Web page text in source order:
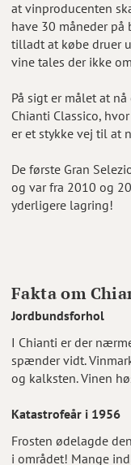
at vinproducenten
have 30 måneder på
tilladt at købe druer
vine tales der ikke
På sigt er målet at
Chianti Classico,
er et stykke vej til at
De første Gran
og var fra 2010 og
yderligere lagring!
Fakta om
Jordbundsforhol
I Chianti er der
spænder vidt.
og kalksten. Vinen
Katastrofeår i 1956
Frosten ødelagde
i området! Mange